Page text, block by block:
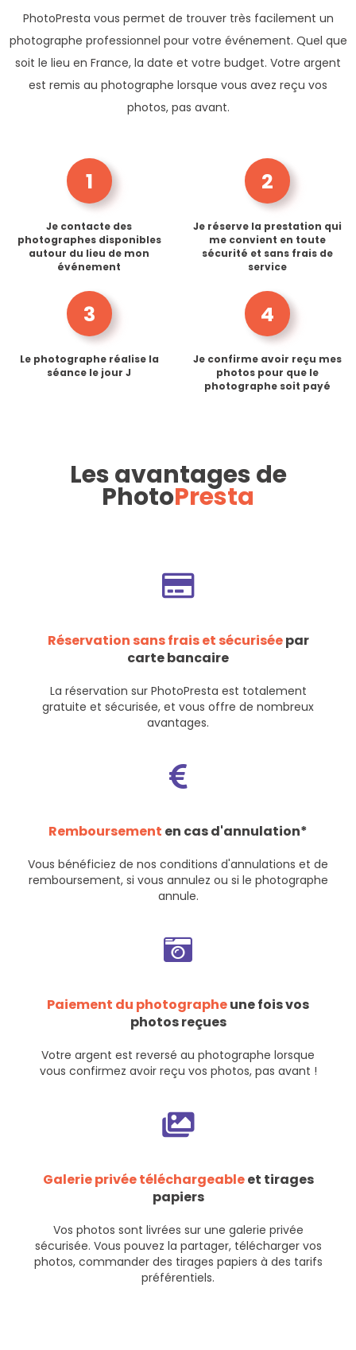
PhotoPresta vous permet de trouver très facilement un
photographe professionnel pour votre événement. Quel que
soit le lieu en France, la date et votre budget. Votre argent
est remis au photographe lorsque vous avez reçu vos
photos, pas avant.
1
Je contacte des
photographes disponibles
autour du lieu de mon
événement
2
Je réserve la prestation qui
me convient en toute
sécurité et sans frais de
service
3
Le photographe réalise la
séance le jour J
4
Je confirme avoir reçu mes
photos pour que le
photographe soit payé
Les avantages de
PhotoPresta
Réservation sans frais et sécuriséepar
carte bancaire
La réservation sur PhotoPresta est totalement
gratuite et sécurisée, et vous offre de nombreux
avantages.
Remboursement en cas d'annulation*
Vous bénéficiez de nos conditions d'annulations et de
remboursement, si vous annulez ou si le photographe
annule.
Paiement du photographeune fois vos
photos reçues
Votre argent est reversé au photographe lorsque
vous confirmez avoir reçu vos photos, pas avant !
Galerie privée téléchargeableet tirages
papiers
Vos photos sont livrées sur une galerie privée
sécurisée. Vous pouvez la partager, télécharger vos
photos, commander des tirages papiers à des tarifs
préférentiels.